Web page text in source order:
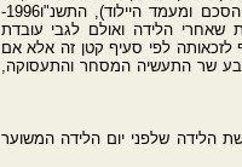
שהיא אם נושאת כמשמעותה בחוק הסכמים לנשיאת עובדים (אישור הסכם ומעמד היילוד), התשנ"ו1996-
הלידה ואולם לגבי עובדת
לזכאותה לפי סעיף קטן זה אלא אם
שר התעשיה המסחר והתעסוקה,
הלידה שלפני יום הלידה המשוער